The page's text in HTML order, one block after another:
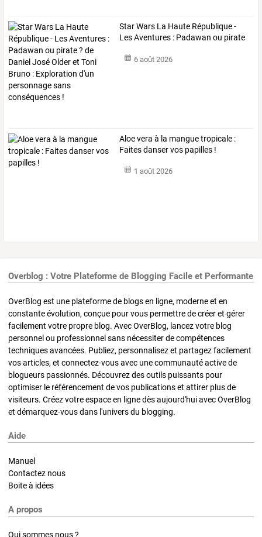
StarWars La Haute République-
LesAventures : Padawan ou pirate
6 août 2026
Aloe vera à la mangue tropicale :
Faites danser vos papilles !
1 août 2026
Overblog : Votre Plateforme de Blogging Facile et Performante
OverBlog est une plateforme de blogs en ligne, moderne et en
constante évolution, conçue pour vous permettre de créer et gérer
facilement votre propre blog. Avec OverBlog, lancez votre blog
personnel ou professionnel sans nécessiter de compétences
techniques avancées. Publiez, personnalisez et partagez facilement
vos articles, et connectez-vous avec une communauté active de
blogueurs passionnés. Découvrez des outils puissants pour
optimiser le référencement de vos publications et attirer plus de
visiteurs. Créez votre espace en ligne dès aujourd'hui avec OverBlog
et démarquez-vous dans l'univers du blogging.
Aide
Manuel
Contactez nous
Boite à idées
A propos
Qui sommes nous ?